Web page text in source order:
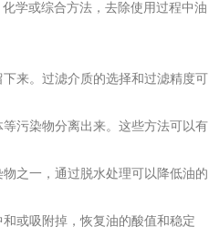
学或综合方法，去除使用过程中油
来。过滤介质的选择和过滤精度可
污染物分离出来。这些方法可以有
之一，通过脱水处理可以降低油的
或吸附掉，恢复油的酸值和稳定